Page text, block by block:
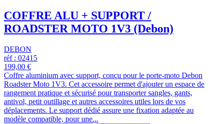
COFFRE ALU + SUPPORT /
ROADSTER MOTO 1V3 (Debon)
DEBON
réf : 02415
199,00 €
Coffre aluminium avec support, conçu pour le porte-moto Debon
Roadster Moto 1V3. Cet accessoire permet d'ajouter un espace de
rangement pratique et sécurisé pour transporter sangles, gants,
antivol, petit outillage et autres accessoires utiles lors de vos
déplacements. Le support dédié assure une fixation adaptée au
modèle compatible, pour une...